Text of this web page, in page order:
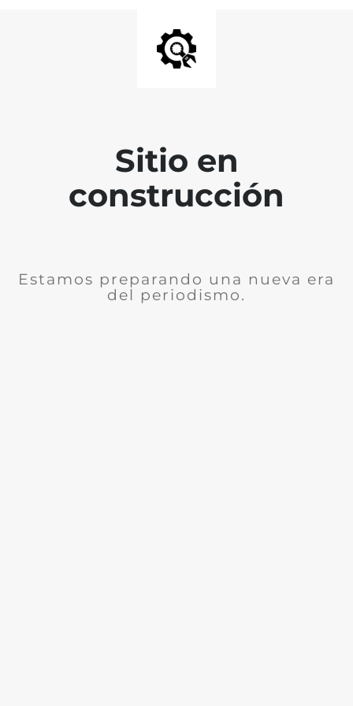
Sitio en
construcción
Estamos preparando una nueva era
del periodismo.